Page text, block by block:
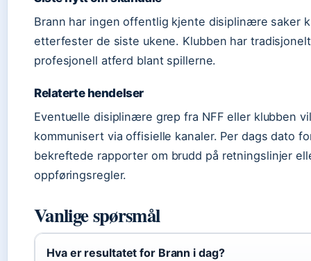
Brann har ingen offentlig kjente disiplinære saker
etterfester de siste ukene. Klubben har
profesjonell atferd blant spillerne.
Relaterte hendelser
Eventuelle disiplinære grep fra NFF eller klubben
kommunisert via offisielle kanaler. Per dags dato
bekreftede rapporter om brudd på retningslinjer
oppføringsregler.
Vanlige spørsmål
Hva er resultatet for Brann i dag?